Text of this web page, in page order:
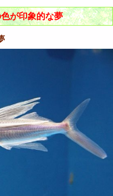
が印象的な夢